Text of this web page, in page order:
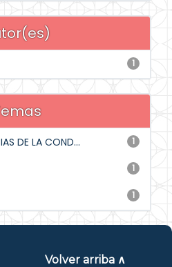
1
1
DE LA COND...
1
1
Volver arriba ∧